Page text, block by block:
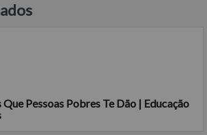
Pessoas Pobres Te Dão | Educação